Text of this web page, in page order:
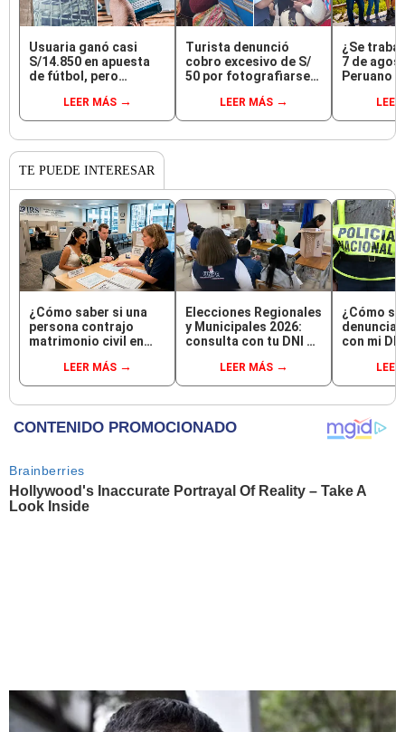
Usuaria ganó casi
S/14.850 en apuesta
de fútbol, pero
pagar: Indecopi multó
a la empresa con más
LEER MÁS
Turista denunció
cobro excesivo de S/
50 por fotografiarse
Cusco y Serenazgo
recuperó el dinero
LEER MÁS
¿Se
7 de
Peruano
agosto
TE PUEDE INTERESAR
¿Cómo saber si una
persona contrajo
matrimonio civil en
LEER MÁS
Elecciones Regionales
y Municipales 2026:
consulta con tu DNI si
miembro de mesa para
este 4 de octubre en el
LEER MÁS
¿Cómo
con mi